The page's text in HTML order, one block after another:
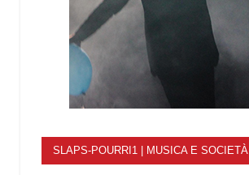
SLAPS-POURRI1 | MUSICA E SOCIETÀ